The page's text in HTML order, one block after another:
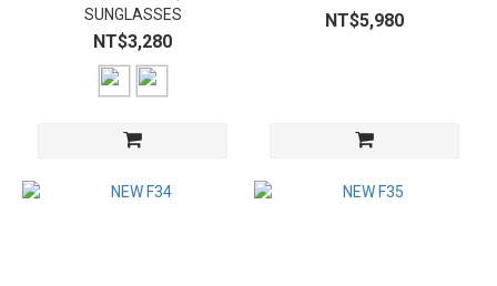
SUNGLASSES
NT$3,280
NT$5,980